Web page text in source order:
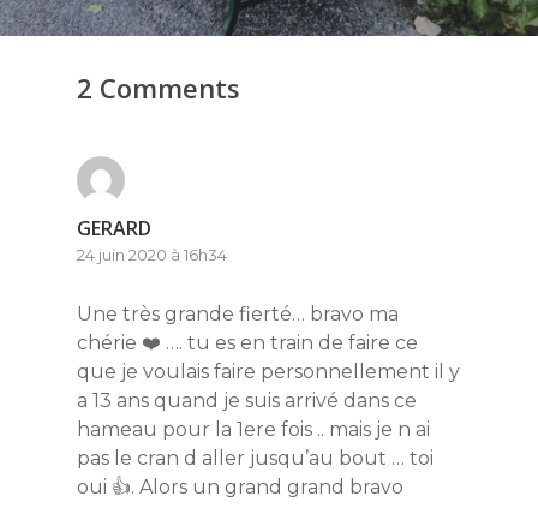
2 Comments
GERARD
24 juin 2020 à 16h34
Une très grande fierté… bravo ma
chérie ❤️ …. tu es en train de faire ce
que je voulais faire personnellement il y
a 13 ans quand je suis arrivé dans ce
hameau pour la 1ere fois .. mais je n ai
pas le cran d aller jusqu’au bout … toi
oui 👍. Alors un grand grand bravo